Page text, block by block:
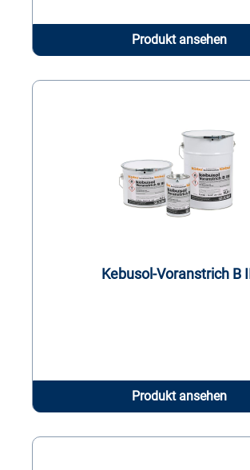
Produkt ansehen
Kebusol-Voranstrich B
Produkt ansehen